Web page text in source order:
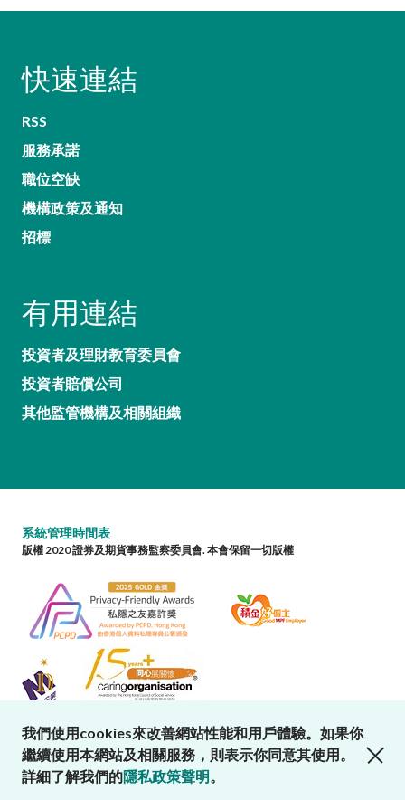
快速連結
RSS
服務承諾
職位空缺
機構政策及通知
招標
有用連結
投資者及理財教育委員會
投資者賠償公司
其他監管機構及相關組織
系統管理時間表
版權 2020 證券及期貨事務監察委員會. 本會保留一切版權
我們使用cookies來改善網站性能和用戶體驗。如果你
繼續使用本網站及相關服務，則表示你同意其使用。
詳細了解我們的隱私政策聲明。
close cookies alert